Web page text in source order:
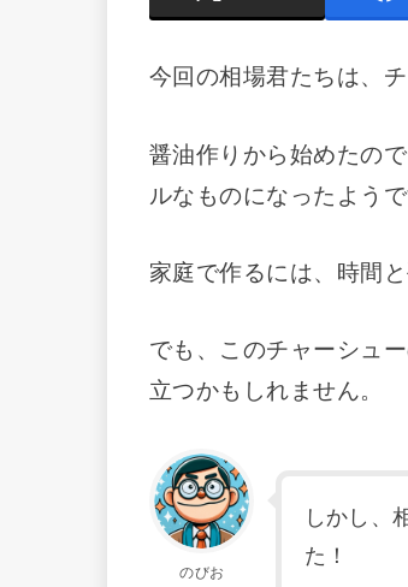
今回の相場君たちは、
醤油作りから始めたの
ルなものになったようで
家庭で作るには、時間
でも、このチャーシュ
立つかもしれません。
のびお
しかし、
た！